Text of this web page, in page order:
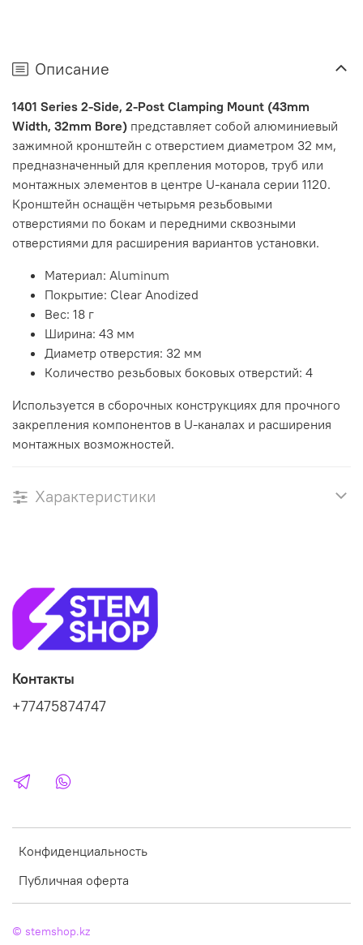
Описание
1401 Series 2-Side, 2-Post Clamping Mount (43mm
Width, 32mm Bore) представляет собой алюминиевый
зажимной кронштейн с отверстием диаметром 32 мм,
предназначенный для крепления моторов, труб или
монтажных элементов в центре U-канала серии 1120.
Кронштейн оснащён четырьмя резьбовыми
отверстиями по бокам и передними сквозными
отверстиями для расширения вариантов установки.
Материал: Aluminum
Покрытие: Clear Anodized
Вес: 18 г
Ширина: 43 мм
Диаметр отверстия: 32 мм
Количество резьбовых боковых отверстий: 4
Используется в сборочных конструкциях для прочного
закрепления компонентов в U-каналах и расширения
монтажных возможностей.
Характеристики
Конфиденциальность
Публичная оферта
Контакты
+77475874747
© stemshop.kz